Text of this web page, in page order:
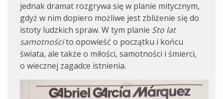
jednak dramat rozgrywa się w planie mitycznym,
gdyż w nim dopiero możliwe jest zbliżenie się do
istoty ludzkich spraw. W tym planie Sto lat
samotnościto opowieść o początku i końcu
świata, ale także o miłości, samotności i śmierci,
o wiecznej zagadce istnienia.